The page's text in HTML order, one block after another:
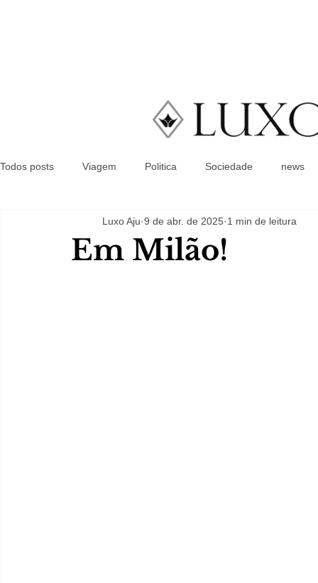
Todos posts Viagem Politica Sociedade news
Em Milão!
Luxo Aju 9 de abr. de 2025 1 min de leitura